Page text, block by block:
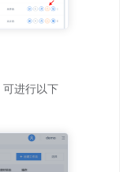
进行以下